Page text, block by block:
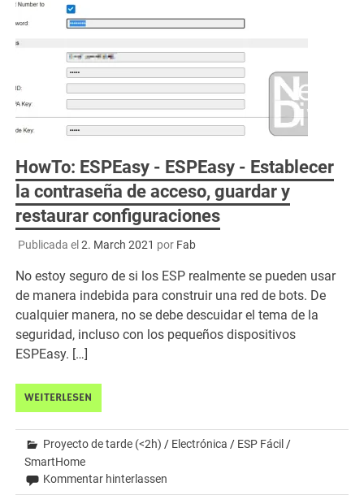
HowTo: ESPEasy - ESPEasy - Establecer
la contraseña de acceso, guardar y
restaurar configuraciones
Publicada el2. March 2021 por Fab
No estoy seguro de si los ESP realmente se pueden usar
de manera indebida para construir una red de bots. De
cualquier manera, no se debe descuidar el tema de la
seguridad, incluso con los pequeños dispositivos
ESPEasy. […]
WEITERLESEN
Proyecto de tarde (<2h) / Electrónica / ESP Fácil /
SmartHome
Kommentar hinterlassen